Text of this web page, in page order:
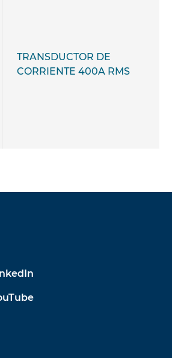
TRANSDUCTOR DE
CORRIENTE 400A RMS